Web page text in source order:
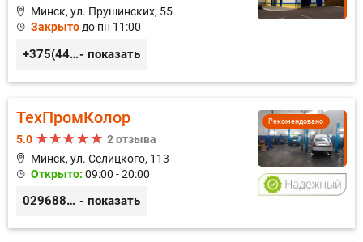
Минск, ул. Прушинских, 55
Закрыто до пн 11:00
+375(44) 559-27-77- показать
Рекомендовано
ТехПромКолор
5.0
2 отзыва
Минск, ул. Селицкого, 113
Открыто: 09:00 - 20:00
0296889898 - показать